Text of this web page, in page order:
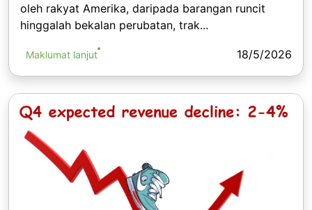
oleh rakyat Amerika, daripada barangan runcit
hinggalah bekalan perubatan, trak...
Maklumat lanjut 18/5/2026